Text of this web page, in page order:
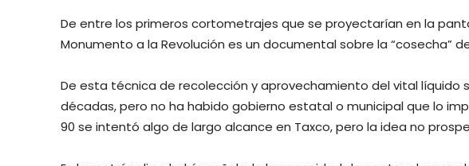
De entre los primeros cortometrajes que se proyectarían en la
Monumento a la Revolución es un documental sobre la “cosecha”
De esta técnica de recolección y aprovechamiento del vital líquido
décadas, pero no ha habido gobierno estatal o municipal que lo
90 se intentó algo de largo alcance en Taxco, pero la idea no